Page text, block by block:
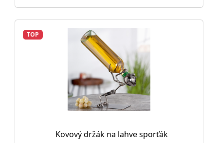
TOP
Kovový držák na lahve sporťák